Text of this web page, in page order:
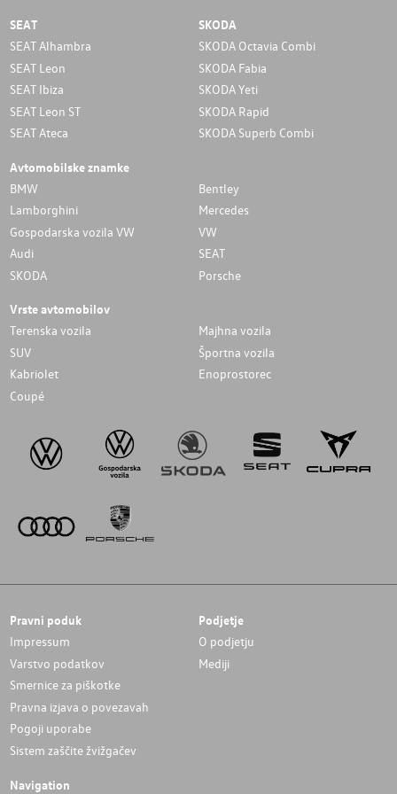
SEAT
SEAT Alhambra
SEAT Leon
SEAT Ibiza
SEAT Leon ST
SEAT Ateca
SKODA
SKODA Octavia Combi
SKODA Fabia
SKODA Yeti
SKODA Rapid
SKODA Superb Combi
Avtomobilske znamke
BMW
Bentley
Lamborghini
Mercedes
Gospodarska vozila VW
VW
Audi
SEAT
SKODA
Porsche
Vrste avtomobilov
Terenska vozila
Majhna vozila
SUV
Športna vozila
Kabriolet
Enoprostorec
Coupé
Pravni poduk
Impressum
Varstvo podatkov
Smernice za piškotke
Pravna izjava o povezavah
Pogoji uporabe
Sistem zaščite žvižgačev
Podjetje
O podjetju
Mediji
Navigation